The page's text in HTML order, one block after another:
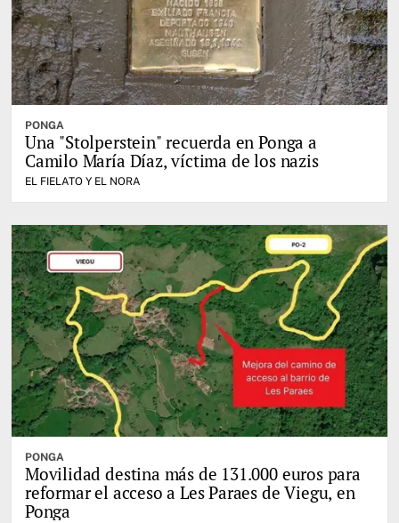
PONGA
Una "Stolperstein" recuerda en Ponga a
Camilo María Díaz, víctima de los nazis
EL FIELATO Y EL NORA
PONGA
Movilidad destina más de 131.000 euros para
reformar el acceso a Les Paraes de Viegu, en
Ponga